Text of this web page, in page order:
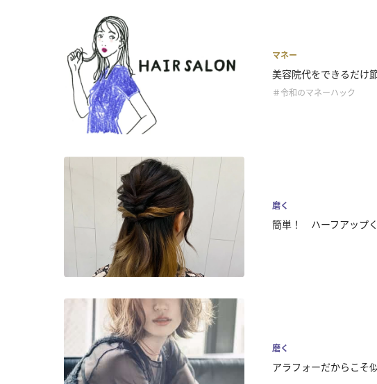
マネー
美容院代をできるだけ
＃令和のマネーハック
磨く
簡単！ ハーフアップ
磨く
アラフォーだからこそ